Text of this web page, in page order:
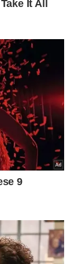
no
apenas o
e
segurando
de
do